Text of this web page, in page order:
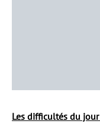
Les difficultés du